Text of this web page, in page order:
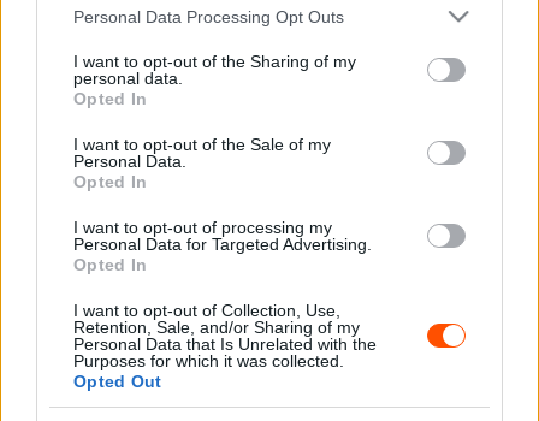
Please note that this website/app uses one or more Google
not limited to your visit or usage behaviour. You may click to
grant or deny consent to Google and its third-party tags to
use your data for below specified purposes in below Google
consent section.
Personal Data Processing Opt Outs
I want to opt-out of the Sharing of my
personal data.
Opted In
I want to opt-out of the Sale of my
Personal Data.
Opted In
I want to opt-out of processing my
Personal Data for Targeted Advertising.
Opted In
I want to opt-out of Collection, Use,
Retention, Sale, and/or Sharing of my
Personal Data that Is Unrelated with the
Purposes for which it was collected.
Opted Out
Szeretnénk visszakerülni, ezért pedig mindent meg is
fogunk tenni.
Az elmúlt két évtizedben az egész világ csodálkozott
verseny látogatottsága igen magas volt, olykor a legtöbb
néző a mi versenyünkön volt az egész szezon alatt. A
földalatti szakaszokhoz, valamint a 2737 méter magasan
futó El Chocolate szakaszhoz hasonlóak máshol
A Nemzetek Rallyjával szeretnénk az FIA-t és a WRC
Promótert emlékeztetni, hogy mi is itt vagyunk továbbra
2023-tólszeretnénk visszatérni a vb naptárba.
Folyamatosan tartjuk a kapcsolatot a promóterrel és az